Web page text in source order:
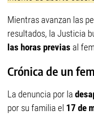
Mientras avanzan las
resultados, la Justicia
las horas previas al
Crónica de un
La denuncia por la
por su familia el 17 de